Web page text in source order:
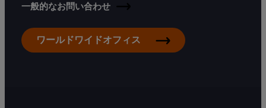
一般的なお問い合わせ
ワールドワイドオフィス